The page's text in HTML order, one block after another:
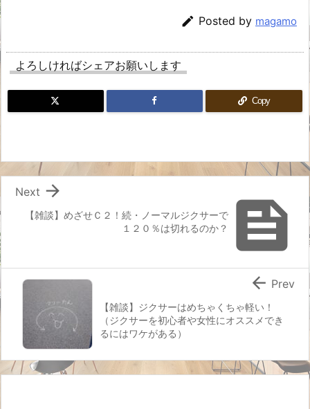
 Posted by magamo
よろしければシェアお願いします
Copy

【雑談】めざせＣ２！続・ノーマルジクサーで
１２０％は切れるのか？

Next
【雑談】ジクサーはめちゃくちゃ軽い！
（ジクサーを初心者や女性にオススメでき
るにはワケがある）
 Prev